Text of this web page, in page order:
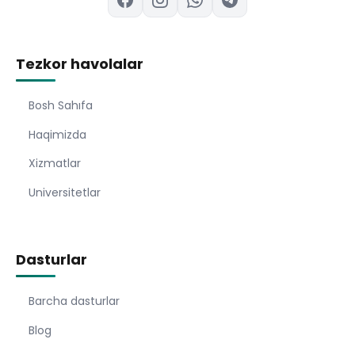
Tezkor havolalar
Bosh Sahıfa
Haqimizda
Xizmatlar
Universitetlar
Dasturlar
Barcha dasturlar
Blog